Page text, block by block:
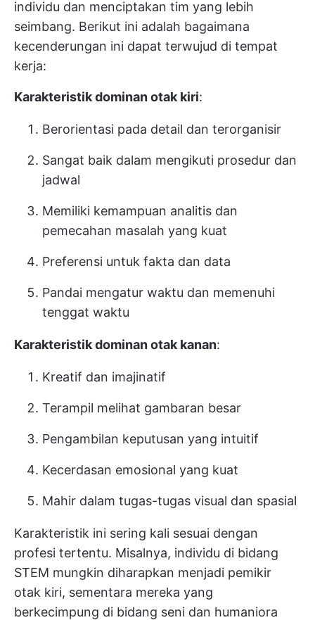
individu dan menciptakan tim yang lebih
seimbang. Berikut ini adalah bagaimana
kecenderungan ini dapat terwujud di tempat
kerja:
Karakteristik dominan otak kiri:
Berorientasi pada detail dan terorganisir
Sangat baik dalam mengikuti prosedur dan
jadwal
Memiliki kemampuan analitis dan
pemecahan masalah yang kuat
Preferensi untuk fakta dan data
Pandai mengatur waktu dan memenuhi
tenggat waktu
Karakteristik dominan otak kanan:
Kreatif dan imajinatif
Terampil melihat gambaran besar
Pengambilan keputusan yang intuitif
Kecerdasan emosional yang kuat
Mahir dalam tugas-tugas visual dan spasial
Karakteristik ini sering kali sesuai dengan
profesi tertentu. Misalnya, individu di bidang
STEM mungkin diharapkan menjadi pemikir
otak kiri, sementara mereka yang
berkecimpung di bidang seni dan humaniora